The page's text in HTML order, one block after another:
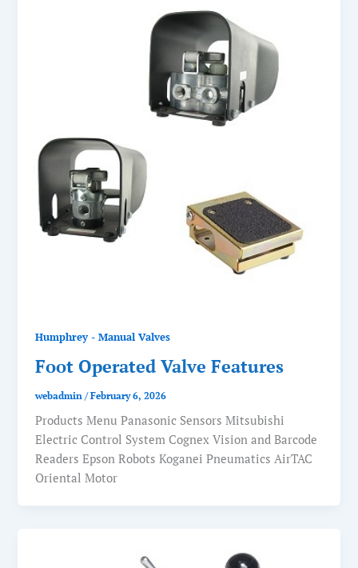
Humphrey - Manual Valves
Foot Operated Valve Features
webadmin/February 6, 2026
Products Menu Panasonic Sensors Mitsubishi
Electric Control System Cognex Vision and Barcode
Readers Epson Robots Koganei Pneumatics AirTAC
Oriental Motor